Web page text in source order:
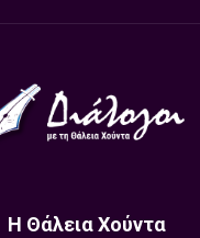
Η Θάλεια Χούντα